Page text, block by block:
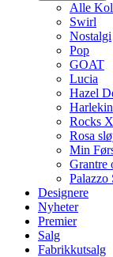
Alle
Swirl
Nostalgi
Pop
GOAT
Lucia
Hazel
Harlekin
Rocks
Rosa
Min
Grantre
Palazzo
Designere
Nyheter
Premier
Salg
Fabrikkutsalg